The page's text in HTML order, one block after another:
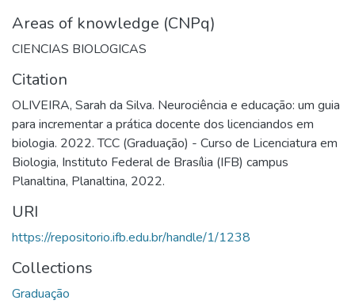
Areas of knowledge (CNPq)
CIENCIAS BIOLOGICAS
Citation
OLIVEIRA, Sarah da Silva. Neurociência e educação: um guia
para incrementar a prática docente dos licenciandos em
biologia. 2022. TCC (Graduação) - Curso de Licenciatura em
Biologia, Instituto Federal de Brasília (IFB) campus
Planaltina, Planaltina, 2022.
URI
https://repositorio.ifb.edu.br/handle/1/1238
Collections
Graduação